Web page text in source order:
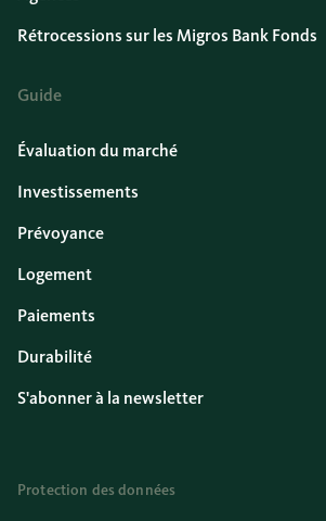
Rétrocessions sur les Migros Bank Fonds
Guide
Évaluation du marché
Investissements
Prévoyance
Logement
Paiements
Durabilité
S'abonner à la newsletter
Protection des données